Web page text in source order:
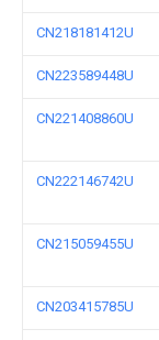
CN218181412U
CN223589448U
CN221408860U
CN222146742U
CN215059455U
CN203415785U